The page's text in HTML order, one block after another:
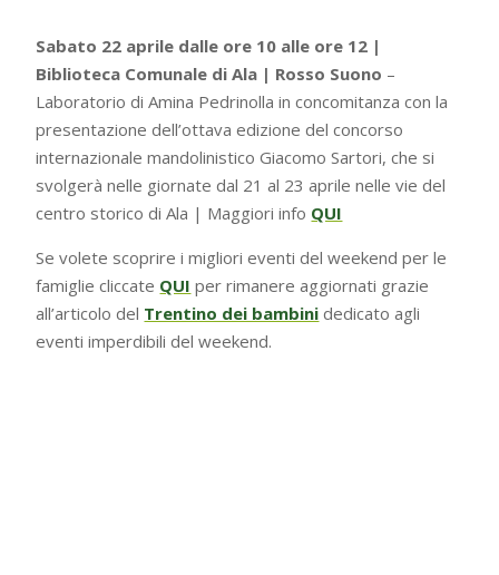
Sabato 22 aprile dalle ore 10 alle ore 12 |
Biblioteca Comunale di Ala | Rosso Suono –
Laboratorio di Amina Pedrinolla in concomitanza con la
presentazione dell’ottava edizione del concorso
internazionale mandolinistico Giacomo Sartori, che si
svolgerà nelle giornate dal 21 al 23 aprile nelle vie del
centro storico di Ala | Maggiori info QUI
Se volete scoprire i migliori eventi del weekend per le
famiglie cliccate QUI per rimanere aggiornati grazie
all’articolo del Trentino dei bambini dedicato agli
eventi imperdibili del weekend.